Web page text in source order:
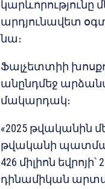
կարևորությունը
արդյունավետ
նա։
Ֆալչետտիի
անընդմեջ
մակարդակ։
«2025 թվականին
թվականի
426 միլիոն
դինամիկան